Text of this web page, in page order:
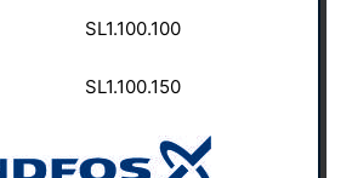
SL1.100.100
SL1.100.150